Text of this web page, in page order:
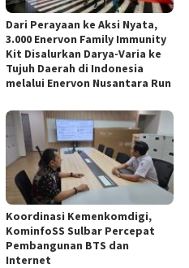
Dari Perayaan ke Aksi Nyata,
3.000 Enervon Family Immunity
Kit Disalurkan Darya-Varia ke
Tujuh Daerah di Indonesia
melalui Enervon Nusantara Run
Koordinasi Kemenkomdigi,
KominfoSS Sulbar Percepat
Pembangunan BTS dan
Internet